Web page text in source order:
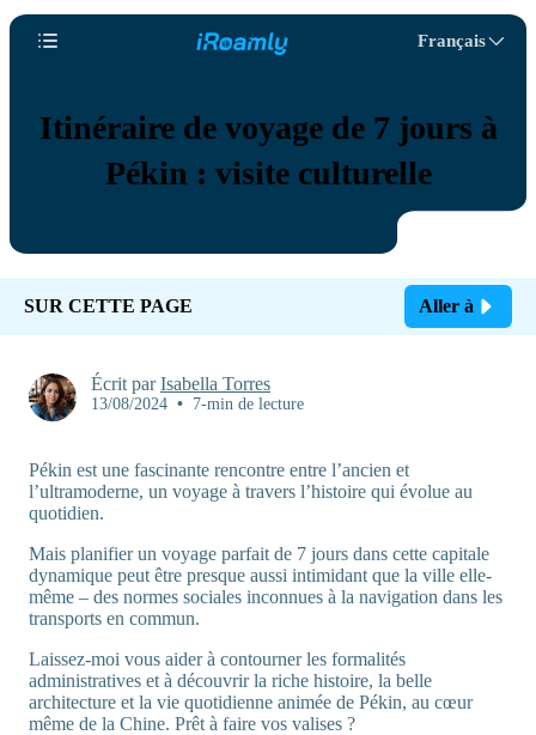
Français
Itinéraire de voyage de 7 jours à
Pékin : visite culturelle
SUR CETTE PAGE Aller à
Écrit parIsabella Torres
13/08/2024 • 7-min de lecture
Pékin est une fascinante rencontre entre l’ancien et
l’ultramoderne, un voyage à travers l’histoire qui évolue au
quotidien.
Mais planifier un voyage parfait de 7 jours dans cette capitale
dynamique peut être presque aussi intimidant que la ville elle-
même – des normes sociales inconnues à la navigation dans les
transports en commun.
Laissez-moi vous aider à contourner les formalités
administratives et à découvrir la riche histoire, la belle
architecture et la vie quotidienne animée de Pékin, au cœur
même de la Chine. Prêt à faire vos valises ?